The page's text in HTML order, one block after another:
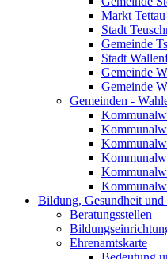
Markt Tettau
Stadt
Gemeinde
Stadt
Gemeinde
Gemeinde
Gemeinden -
Bildung, Gesundheit und
Beratungsstellen
Ehrenamtskarte